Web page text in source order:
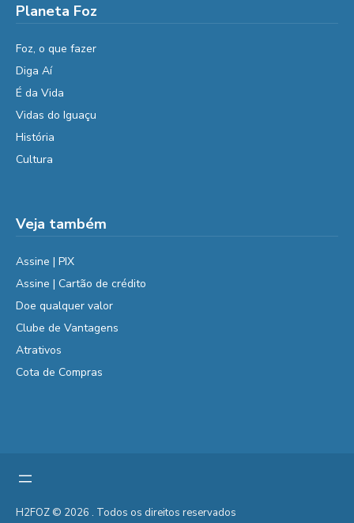
Planeta Foz
Foz, o que fazer
Diga Aí
É da Vida
Vidas do Iguaçu
História
Cultura
Veja também
Assine | PIX
Assine | Cartão de crédito
Doe qualquer valor
Clube de Vantagens
Atrativos
Cota de Compras
H2FOZ © 2026 . Todos os direitos reservados